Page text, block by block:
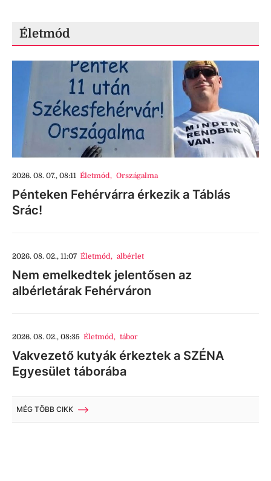
Életmód
2026. 08. 07., 08:11 Életmód, Országalma
Pénteken Fehérvárra érkezik a Táblás
Srác!
2026. 08. 02., 11:07 Életmód, albérlet
Nem emelkedtek jelentősen az
albérletárak Fehérváron
2026. 08. 02., 08:35 Életmód, tábor
Vakvezető kutyák érkeztek a SZÉNA
Egyesület táborába
MÉG TÖBB CIKK